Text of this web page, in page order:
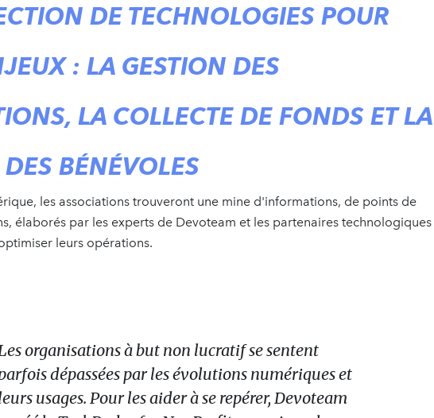
DE TECHNOLOGIES POUR
: LA GESTION DES
LA COLLECTE DE FONDS ET LA
BÉNÉVOLES
les associations trouveront une mine d'informations, de points de
élaborés par les experts de Devoteam et les partenaires technologiques
leurs opérations.
organisations à but non lucratif se sentent
dépassées par les évolutions numériques et
usages. Pour les aider à se repérer, Devoteam